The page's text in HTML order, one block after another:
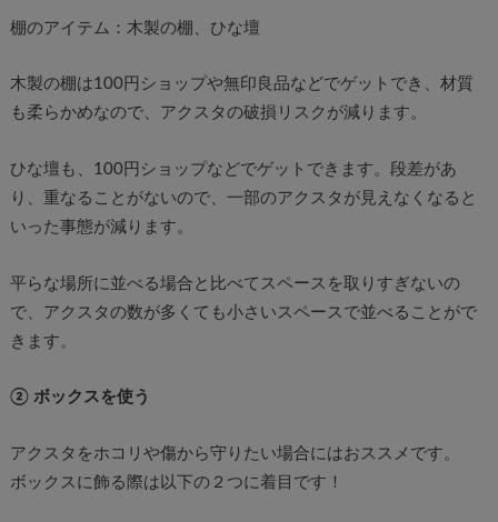
棚のアイテム：木製の棚、ひな壇
木製の棚は100円ショップや無印良品などでゲットでき、材質
も柔らかめなので、アクスタの破損リスクが減ります。
ひな壇も、100円ショップなどでゲットできます。段差があ
り、重なることがないので、一部のアクスタが見えなくなると
いった事態が減ります。
平らな場所に並べる場合と比べてスペースを取りすぎないの
で、アクスタの数が多くても小さいスペースで並べることがで
きます。
② ボックスを使う
アクスタをホコリや傷から守りたい場合にはおススメです。
ボックスに飾る際は以下の２つに着目です！